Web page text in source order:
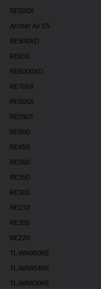
RE500X
Archer Air E5
RE900XD
RE650
RE6000XD
RE705X
RE505X
RE590T
RE500
RE450
RE360
RE350
RE305
RE210
RE205
RE220
TL-WA860RE
TL-WA854RE
TL-WA830RE